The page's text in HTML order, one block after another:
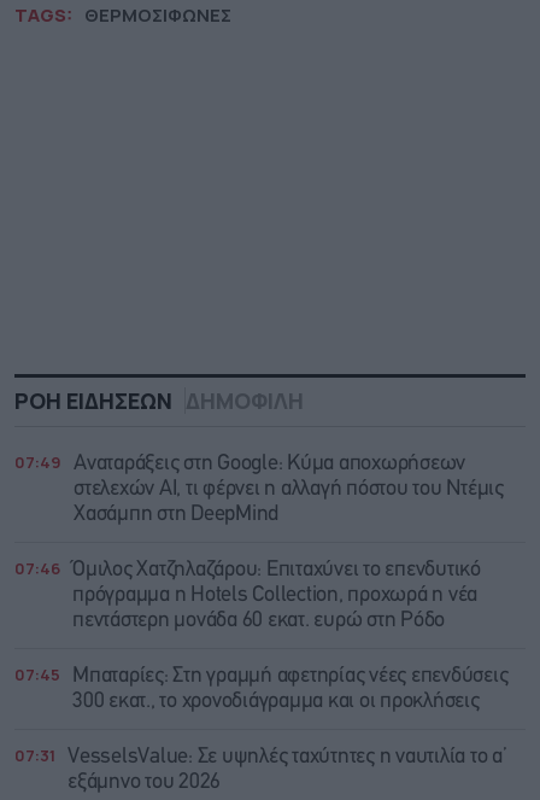
TAGS: ΘΕΡΜΟΣΙΦΩΝΕΣ
ΡΟΗ ΕΙΔΗΣΕΩΝ ΔΗΜΟΦΙΛΗ
07:49
Αναταράξεις στη Google: Κύμα αποχωρήσεων
στελεχών AI, τι φέρνει η αλλαγή πόστου του Ντέμις
Χασάμπη στη DeepMind
07:46
Όμιλος Χατζηλαζάρου: Επιταχύνει το επενδυτικό
πρόγραμμα η Hotels Collection, προχωρά η νέα
πεντάστερη μονάδα 60 εκατ. ευρώ στη Ρόδο
07:45
Μπαταρίες: Στη γραμμή αφετηρίας νέες επενδύσεις
300 εκατ., το χρονοδιάγραμμα και οι προκλήσεις
07:31
VesselsValue: Σε υψηλές ταχύτητες η ναυτιλία το α’
εξάμηνο του 2026